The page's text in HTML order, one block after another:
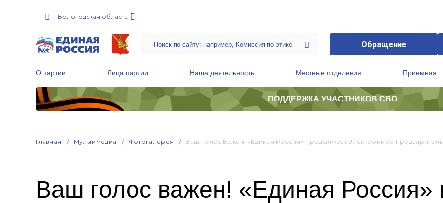
Вологодская область
Обращение
О партии Лица партии Наша деятельность Местные отделения Приемная
ПОДДЕРЖКА УЧАСТНИКОВ СВО
Главная Мультимедиа Фотогалерея Ваш Голос Важен! «Единая Россия» Продолжает Электронное
Ваш голос важен! «Единая Россия»